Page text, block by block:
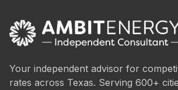
Your independent advisor for
rates across Texas. Serving 600+